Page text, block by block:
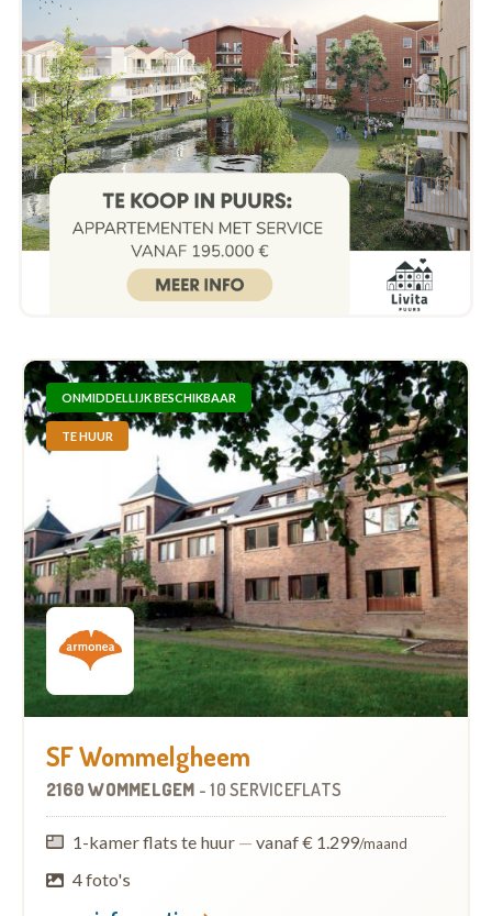
ONMIDDELLIJK BESCHIKBAAR
TE HUUR
SF Wommelgheem
2160 WOMMELGEM -10 SERVICEFLATS
1-kamer flats te huur — vanaf € 1.299/maand
4 foto's